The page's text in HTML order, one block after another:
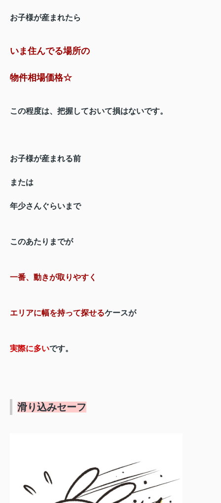
お子様が産まれたら
いま住んでる場所の
物件相場価格☆
この程度は、把握しておいて損はないです。
お子様が産まれる前
または
年少さんぐらいまで
このあたりまでが
一番、動きが取りやすく
エリアに幅を持って探せるケースが
実際に多いです。
滑り込みセーフ